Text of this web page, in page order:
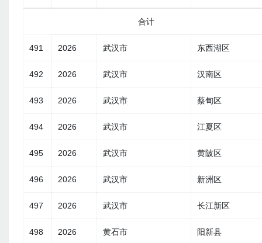
491 2026 武汉市 东西湖区
492 2026 武汉市 汉南区
493 2026 武汉市 蔡甸区
494 2026 武汉市 江夏区
495 2026 武汉市 黄陂区
496 2026 武汉市 新洲区
497 2026 武汉市 长江新区
498 2026 黄石市 阳新县
合计